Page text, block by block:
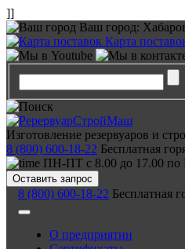
]]
Ваш город:
Карта
Изготовление резервуаров и
8 (800) 600-18-22 Бесплатная
ПН-ПТ с 8.00 до 17.00
Оставить запрос
8 (800) 600-18-22 Бесплатная
О предприятии